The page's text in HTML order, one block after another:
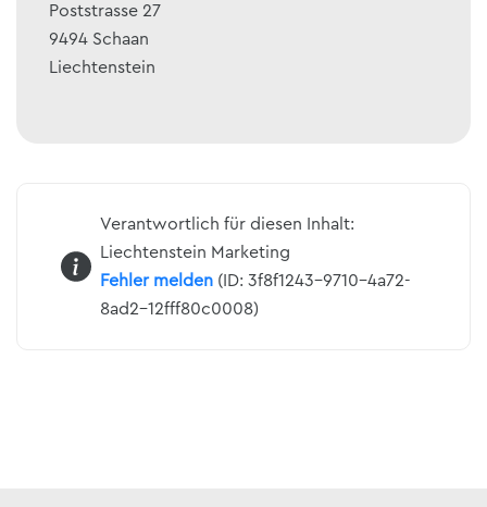
Poststrasse 27
9494 Schaan
Liechtenstein
Verantwortlich für diesen Inhalt:
Liechtenstein Marketing
Fehler melden(ID: 3f8f1243-9710-4a72-
8ad2-12fff80c0008)